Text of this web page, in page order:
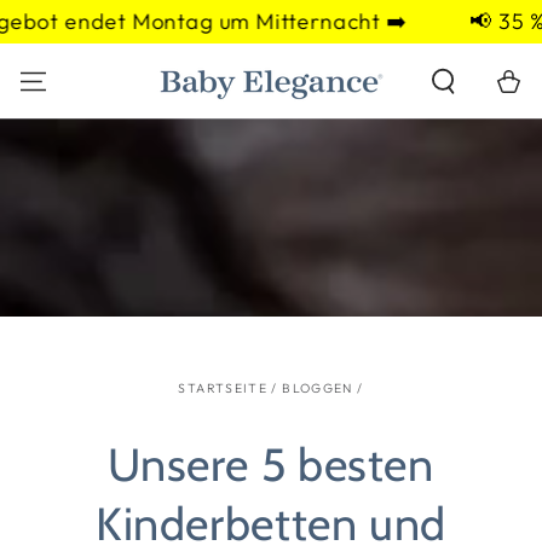
ZUM INHALT
SPRINGEN
endet Montag um Mitternacht ➡️ 📢 35 %
STARTSEITE / BLOGGEN /
Unsere 5 besten
Kinderbetten und